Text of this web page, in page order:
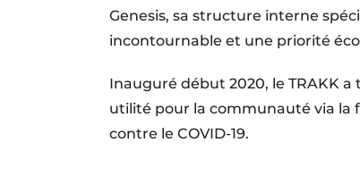
Genesis, sa structure interne
incontournable et une priorité
Inauguré début 2020, le TRAKK
utilité pour la communauté via la
contre le COVID-19.